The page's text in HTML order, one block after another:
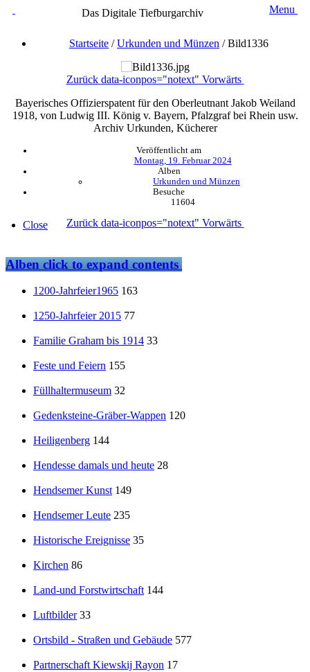
Das Digitale Tiefburgarchiv Menu
Startseite /Urkunden und Münzen /Bild1336
Zurück data-iconpos="notext" Vorwärts
Bayerisches Offizierspatent für den Oberleutnant Jakob Weiland
1918, von Ludwig III. König v. Bayern, Pfalzgraf bei Rhein usw.
Archiv Urkunden, Kücherer
Veröffentlicht am
Montag, 19. Februar 2024
Alben
Urkunden und Münzen
Besuche
11604
Zurück data-iconpos="notext" Vorwärts
Close
Albenclick to expand contents
1200-Jahrfeier1965 163
1250-Jahrfeier 2015 77
Familie Graham bis 1914 33
Feste und Feiern 155
Füllhaltermuseum 32
Gedenksteine-Gräber-Wappen 120
Heiligenberg 144
Hendesse damals und heute 28
Hendsemer Kunst 149
Hendsemer Leute 235
Historische Ereignisse 35
Kirchen 86
Land-und Forstwirtschaft 144
Luftbilder 33
Ortsbild - Straßen und Gebäude 577
Partnerschaft Kiewskij Rayon 17